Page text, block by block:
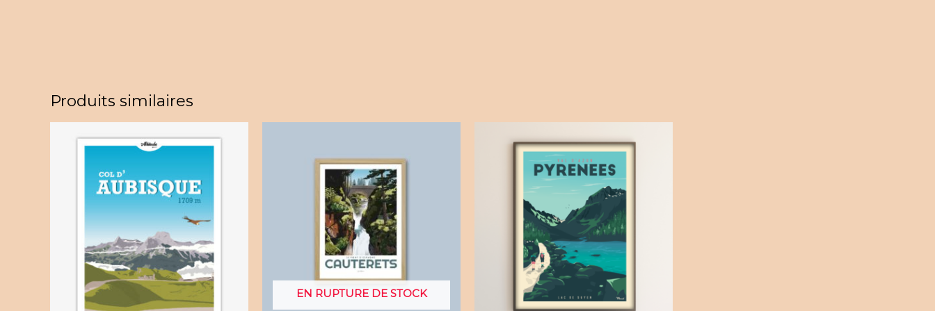
Produits similaires
EN RUPTURE DE STOCK